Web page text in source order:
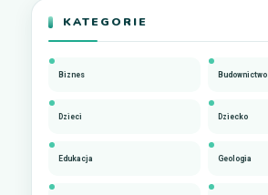
KATEGORIE
Biznes Budownictwo
Dzieci Dziecko
Edukacja Geologia